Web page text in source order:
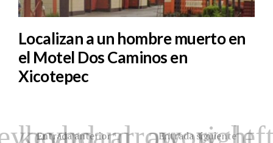
Localizan a un hombre muerto en
el Motel Dos Caminos en
Xicotepec
Entrada anterior Entrada siguiente